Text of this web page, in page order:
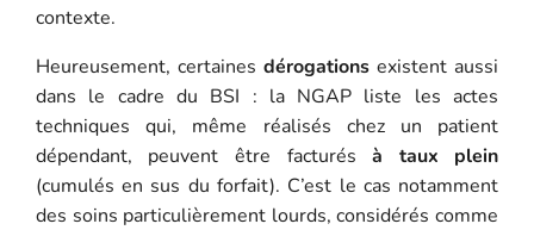
contexte.
Heureusement, certaines dérogations existent aussi
dans le cadre du BSI : la NGAP liste les actes
techniques qui, même réalisés chez un patient
dépendant, peuvent être facturésà taux plein
(cumulés en sus du forfait). C’est le cas notamment
des soins particulièrement lourds, considérés comme